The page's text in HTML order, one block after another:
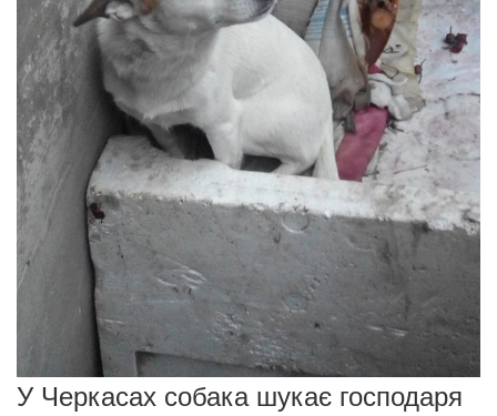
У Черкасах собака шукає господаря